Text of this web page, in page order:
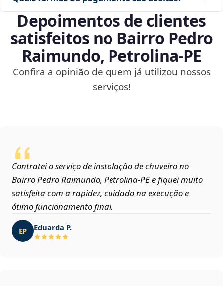
Depoimentos de clientes
satisfeitos no Bairro Pedro
Raimundo, Petrolina‑PE
Confira a opinião de quem já utilizou nossos
serviços!
Contratei o serviço de instalação de chuveiro no
Bairro Pedro Raimundo, Petrolina‑PE e fiquei muito
satisfeita com a rapidez, cuidado na execução e
ótimo funcionamento final.
EP Eduarda P.